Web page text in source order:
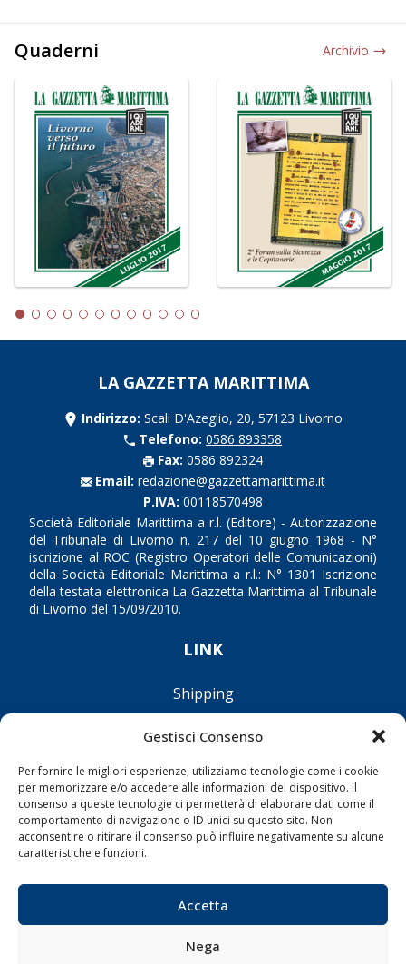
Gestisci Consenso
Per fornire le migliori esperienze, utilizziamo tecnologie come i cookie
per memorizzare e/o accedere alle informazioni del dispositivo. Il
consenso a queste tecnologie ci permetterà di elaborare dati come il
comportamento di navigazione o ID unici su questo sito. Non
acconsentire o ritirare il consenso può influire negativamente su alcune
caratteristiche e funzioni.
Accetta
Nega
Quaderni Archivio
LA GAZZETTA MARITTIMA
Indirizzo: Scali D'Azeglio, 20, 57123 Livorno
Telefono: 0586 893358
Fax: 0586 892324
Email: redazione@gazzettamarittima.it
P.IVA: 00118570498
Società Editoriale Marittima a r.l. (Editore) - Autorizzazione
del Tribunale di Livorno n. 217 del 10 giugno 1968 - N°
iscrizione al ROC (Registro Operatori delle Comunicazioni)
della Società Editoriale Marittima a r.l.: N° 1301 Iscrizione
della testata elettronica La Gazzetta Marittima al Tribunale
di Livorno del 15/09/2010.
LINK
Shipping
Trasporti
Varie
Sostenibilità
Compagnie di Navigazione
Diporto
Chi siamo
Contatti